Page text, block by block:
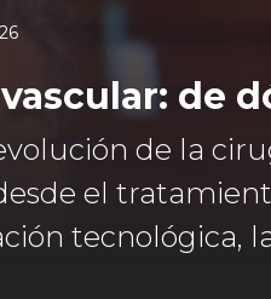
de
de la
el
tecnológica,